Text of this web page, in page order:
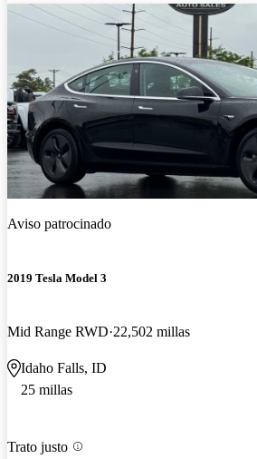
Aviso patrocinado
2019 Tesla Model 3
Mid Range RWD 22,502 millas
Idaho Falls, ID
25 millas
Trato justo